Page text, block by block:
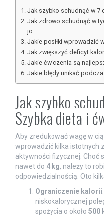
Jak szybko schudnąć w 7
Jak zdrowo schudnąć w
jo
Jakie posiłki wprowadzić
Jak zwiększyć deficyt
Jakie ćwiczenia są
Jakie błędy unikać
Jak szybko
Szybka dieta i
Aby zredukować wagę w
wprowadzić kilka istotnych
aktywności fizycznej. Choć
nawet do 4 kg, należy to
odpowiedzialnością. Oto
Ograniczenie kalorii
niskokalorycznej
spożycia o około 500